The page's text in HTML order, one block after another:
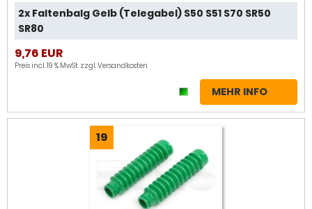
2x Faltenbalg Gelb (Telegabel) S50 S51 S70 SR50
SR80
9,76 EUR
Preis incl. 19 % MwSt. zzgl.Versandkosten
MEHR INFO
19